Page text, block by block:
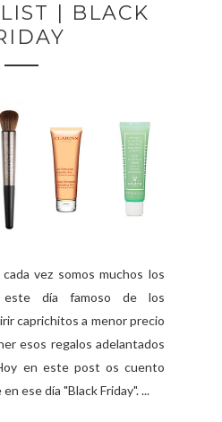
| BLACK
vez somos muchos los
este día famoso de los
caprichitos a menor precio
esos regalos adelantados
en este post os cuento
ese día "Black Friday". ...